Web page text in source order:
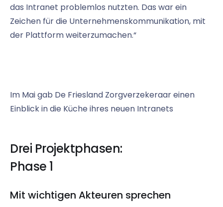
das Intranet problemlos nutzten. Das war ein
Zeichen für die Unternehmenskommunikation, mit
der Plattform weiterzumachen.“
Im Mai gab De Friesland Zorgverzekeraar einen
Einblick in die Küche ihres neuen Intranets
Drei Projektphasen:
Phase 1
Mit wichtigen Akteuren sprechen